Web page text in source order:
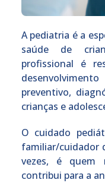
A pediatria é a
saúde de
profissional é
preventivo,
crianças e
O cuidado
familiar/cuidador
vezes, é quem
contribui para a